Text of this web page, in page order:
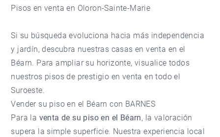
Pisos en venta en Oloron-Sainte-Marie
Si su búsqueda evoluciona hacia más independencia
y jardín, descubra nuestras casas en venta en el
Béarn. Para ampliar su horizonte, visualice todos
nuestros pisos de prestigio en venta en todo el
Suroeste.
Vender su piso en el Béarn con BARNES
Para la venta de su piso en el Béarn, la valoración
supera la simple superficie. Nuestra experiencia local